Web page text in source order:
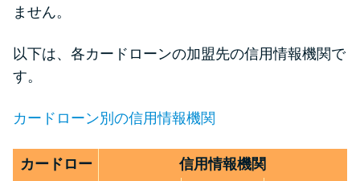
ません。
以下は、各カードローンの加盟先の信用情報機関で
す。
カードローン別の信用情報機関
カードロー
信用情報機関